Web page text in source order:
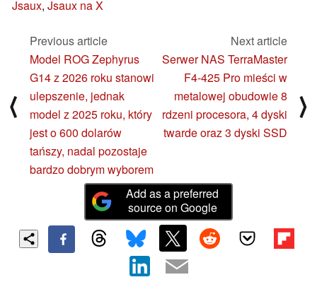
Jsaux, Jsaux na X
⟨
Previous article
Model ROG Zephyrus
G14 z 2026 roku stanowi
ulepszenie, jednak
model z 2025 roku, który
jest o 600 dolarów
tańszy, nadal pozostaje
bardzo dobrym wyborem
Next article
Serwer NAS TerraMaster
F4-425 Pro mieści w
metalowej obudowie 8
rdzeni procesora, 4 dyski
twarde oraz 3 dyski SSD
⟩
Add as a preferred
source on Google